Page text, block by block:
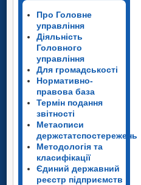
Про Головне
управління
Діяльність
Головного
управління
Для громадськості
Нормативно-
правова база
Термін подання
звітності
Метаописи
держстатспостережень
Методологія та
класифікації
Єдиний державний
реєстр підприємств